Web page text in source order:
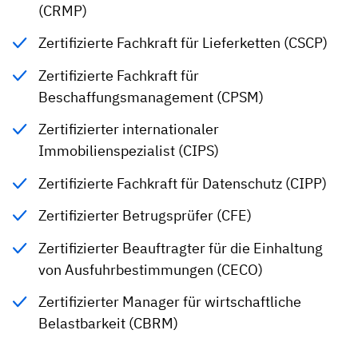
(CRMP)
Zertifizierte Fachkraft für Lieferketten (CSCP)
Zertifizierte Fachkraft für
Beschaffungsmanagement (CPSM)
Zertifizierter internationaler
Immobilienspezialist (CIPS)
Zertifizierte Fachkraft für Datenschutz (CIPP)
Zertifizierter Betrugsprüfer (CFE)
Zertifizierter Beauftragter für die Einhaltung
von Ausfuhrbestimmungen (CECO)
Zertifizierter Manager für wirtschaftliche
Belastbarkeit (CBRM)